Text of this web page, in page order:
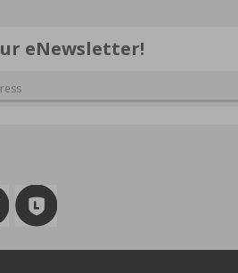
eNewsletter!